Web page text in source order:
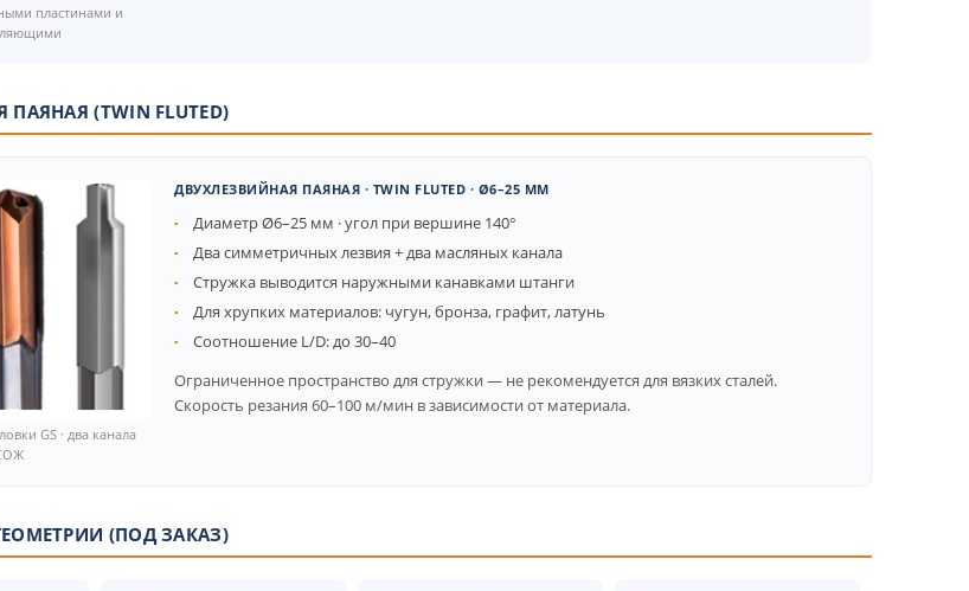
пластинами и
(TWIN FLUTED)
GS · два канала
ДВУХЛЕЗВИЙНАЯ ПАЯНАЯ · TWIN FLUTED · Ø6–25 ММ
Диаметр Ø6–25 мм · угол при вершине 140°
Два симметричных лезвия + два масляных канала
Стружка выводится наружными канавками штанги
Для хрупких материалов: чугун, бронза, графит, латунь
Соотношение L/D: до 30–40
Ограниченное пространство для стружки — не рекомендуется для вязких сталей.
Скорость резания 60–100 м/мин в зависимости от материала.
(ПОД ЗАКАЗ)